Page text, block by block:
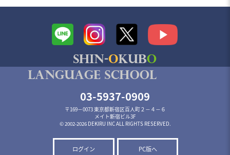
03-5937-0909
〒169－0073 東京都新宿区百人町２－４－６
メイト新宿ビル3F
© 2002-2026 DEKIRU INC ALL RIGHTS RESERVED.
ログイン PC版へ